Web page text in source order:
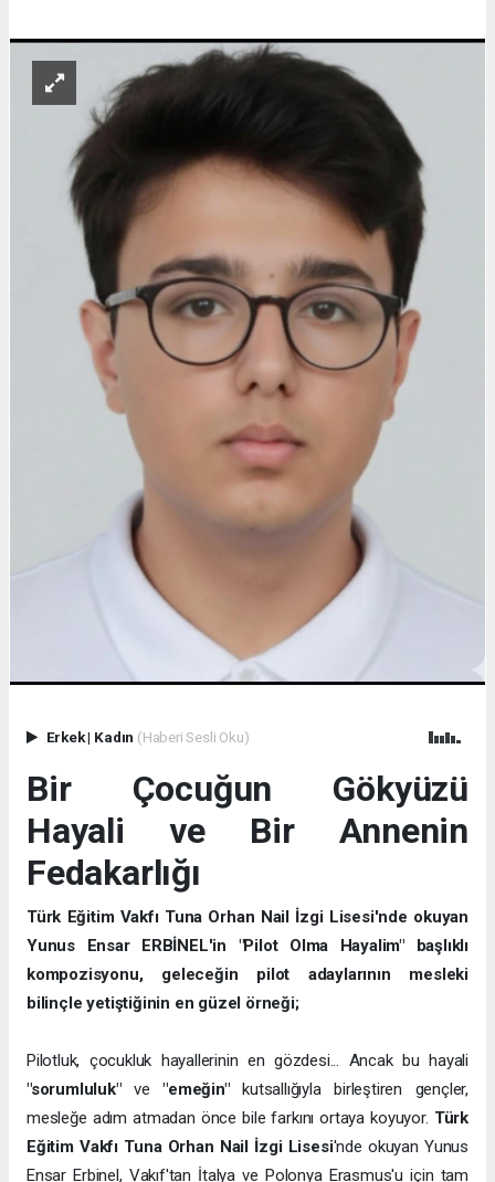
Erkek| Kadın (Haberi Sesli Oku)
Bir Çocuğun Gökyüzü
Hayali ve Bir Annenin
Fedakarlığı
Türk Eğitim Vakfı Tuna Orhan Nail İzgi Lisesi'nde okuyan
Yunus Ensar ERBİNEL'in "Pilot Olma Hayalim" başlıklı
kompozisyonu, geleceğin pilot adaylarının mesleki
bilinçle yetiştiğinin en güzel örneği;
Pilotluk, çocukluk hayallerinin en gözdesi... Ancak bu hayali
"sorumluluk"ve"emeğin"kutsallığıyla birleştiren gençler,
mesleğe adım atmadan önce bile farkını ortaya koyuyor. Türk
Eğitim Vakfı Tuna Orhan Nail İzgi Lisesi'nde okuyan Yunus
Ensar Erbinel, Vakıf'tan İtalya ve Polonya Erasmus'u için tam